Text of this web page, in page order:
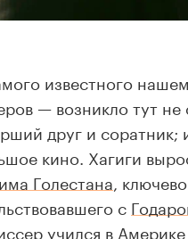
известного
— возникло тут
друг и соратник;
кино. Хагиги
Голестана ,
с
учился в